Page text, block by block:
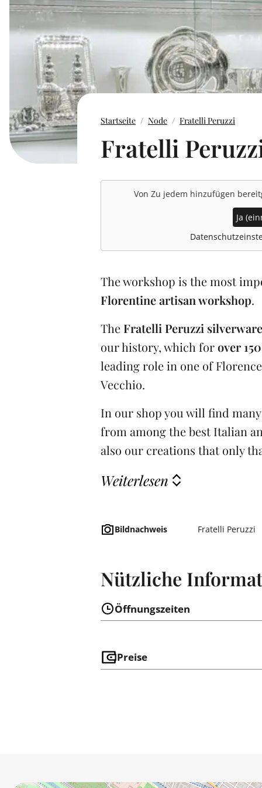
Startseite Node Fratelli Peruzzi
Fratelli
Von Zu jedem hinzufügen
Ja
The workshop is the most
Florentine artisan workshop.
TheFratelli Peruzzi
our history, which forover
leading role in one of
Vecchio.
In our shop you will find
from among the best Italian
also our creations that only
Weiterlesen
Bildnachweis Fratelli Peruzzi
Nützliche
Öffnungszeiten
Preise